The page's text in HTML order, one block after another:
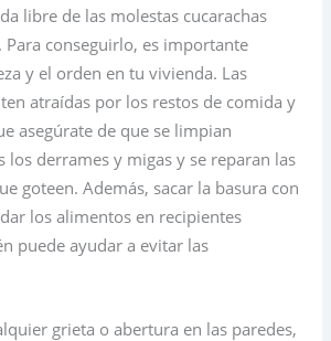
libre de las molestas cucarachas
Para conseguirlo, es importante
y el orden en tu vivienda. Las
atraídas por los restos de comida y
asegúrate de que se limpian
los derrames y migas y se reparan las
goteen. Además, sacar la basura con
los alimentos en recipientes
puede ayudar a evitar las
grieta o abertura en las paredes,